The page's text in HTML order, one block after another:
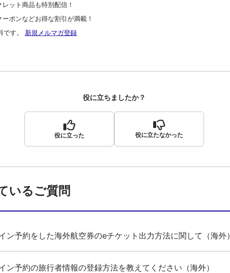
ット商品も特別配信！
ポンなどお得な割引が満載！
です。 新規メルマガ登録
役に立ちましたか？
役に立った 役に立たなかった
いるご質問
ン予約をした海外航空券のeチケット出力方法に関して（海外）
ン予約の旅行者情報の登録方法を教えてください（海外）